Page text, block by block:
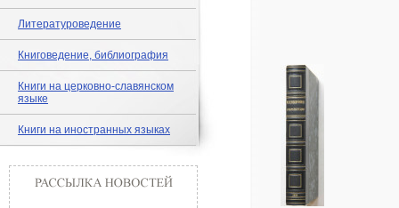
Литературоведение
Книговедение, библиография
Книги на церковно-славянском
языке
Книги на иностранных языках